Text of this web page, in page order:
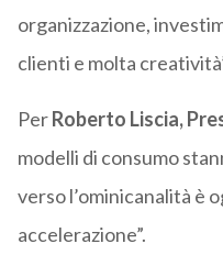
organizzazione,
clienti e molta
PerRoberto Liscia,
modelli di consumo
verso l’ominicanalità è
accelerazione”.